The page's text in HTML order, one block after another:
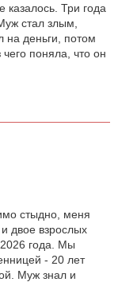
Три года
стал злым,
на деньги, потом
поняла, что он
стыдно, меня
двое взрослых
года. Мы
- 20 лет
Муж знал и